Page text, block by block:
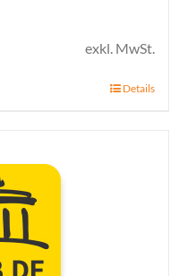
exkl. MwSt.
Details